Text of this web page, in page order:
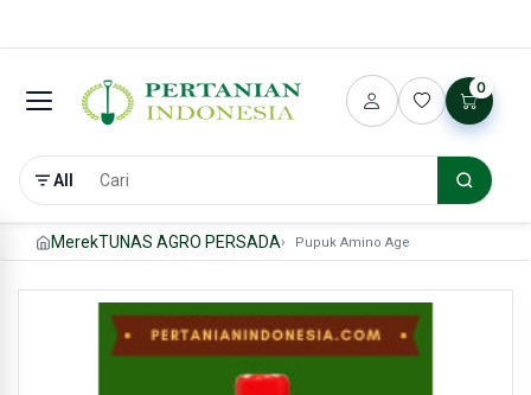
All
0
MerekTUNAS AGRO PERSADA Pupuk Amino Age